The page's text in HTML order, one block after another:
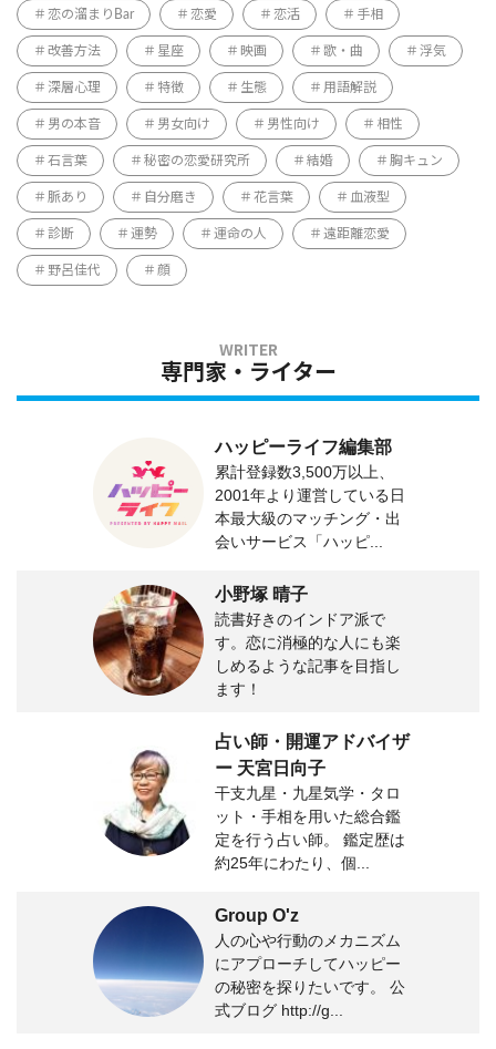
恋の溜まりBar 恋愛 恋活 手相
改善方法 星座 映画 歌・曲 浮気
深層心理 特徴 生態 用語解説
男の本音 男女向け 男性向け 相性
石言葉 秘密の恋愛研究所 結婚 胸キュン
脈あり 自分磨き 花言葉 血液型
診断 運勢 運命の人 遠距離恋愛
野呂佳代 顔
専門家・ライター
ハッピーライフ編集部
累計登録数3,500万以上、
2001年より運営している日
本最大級のマッチング・出
会いサービス「ハッピ...
小野塚 晴子
読書好きのインドア派で
す。恋に消極的な人にも楽
しめるような記事を目指し
ます！
占い師・開運アドバイザ
ー 天宮日向子
干支九星・九星気学・タロ
ット・手相を用いた総合鑑
定を行う占い師。 鑑定歴は
約25年にわたり、個...
Group O'z
人の心や行動のメカニズム
にアプローチしてハッピー
の秘密を探りたいです。 公
式ブログ http://g...